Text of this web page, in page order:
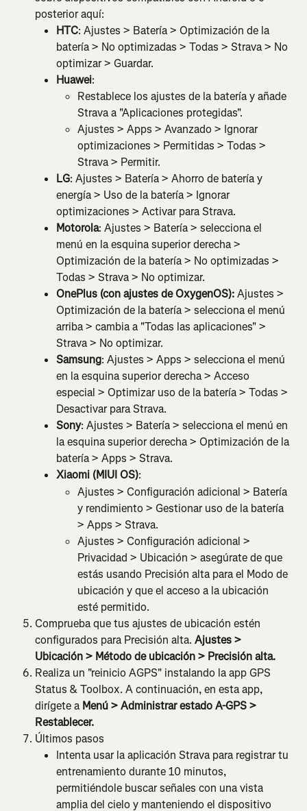
posterior aquí:
HTC: Ajustes > Batería > Optimización de la
batería > No optimizadas > Todas > Strava > No
optimizar > Guardar.
Huawei:
Restablece los ajustes de la batería y añade
Strava a "Aplicaciones protegidas".
Ajustes > Apps > Avanzado > Ignorar
optimizaciones > Permitidas > Todas >
Strava > Permitir.
LG: Ajustes > Batería > Ahorro de batería y
energía > Uso de la batería > Ignorar
optimizaciones > Activar para Strava.
Motorola: Ajustes > Batería > selecciona el
menú en la esquina superior derecha >
Optimización de la batería > No optimizadas >
Todas > Strava > No optimizar.
OnePlus (con ajustes de OxygenOS): Ajustes >
Optimización de la batería > selecciona el menú
arriba > cambia a "Todas las aplicaciones" >
Strava > No optimizar.
Samsung: Ajustes > Apps > selecciona el menú
en la esquina superior derecha > Acceso
especial > Optimizar uso de la batería > Todas >
Desactivar para Strava.
Sony: Ajustes > Batería > selecciona el menú en
la esquina superior derecha > Optimización de la
batería > Apps > Strava.
Xiaomi (MIUI OS):
Ajustes > Configuración adicional > Batería
y rendimiento > Gestionar uso de la batería
> Apps > Strava.
Ajustes > Configuración adicional >
Privacidad > Ubicación > asegúrate de que
estás usando Precisión alta para el Modo de
ubicación y que el acceso a la ubicación
esté permitido.
Comprueba que tus ajustes de ubicación estén
configurados para Precisión alta. Ajustes >
Ubicación > Método de ubicación > Precisión alta.
Realiza un "reinicio AGPS" instalando la app GPS
Status & Toolbox. A continuación, en esta app,
dirígete a Menú > Administrar estado A-GPS >
Restablecer.
Últimos pasos
Intenta usar la aplicación Strava para registrar tu
entrenamiento durante 10 minutos,
permitiéndole buscar señales con una vista
amplia del cielo y manteniendo el dispositivo